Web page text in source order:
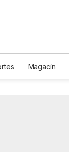
Magacín